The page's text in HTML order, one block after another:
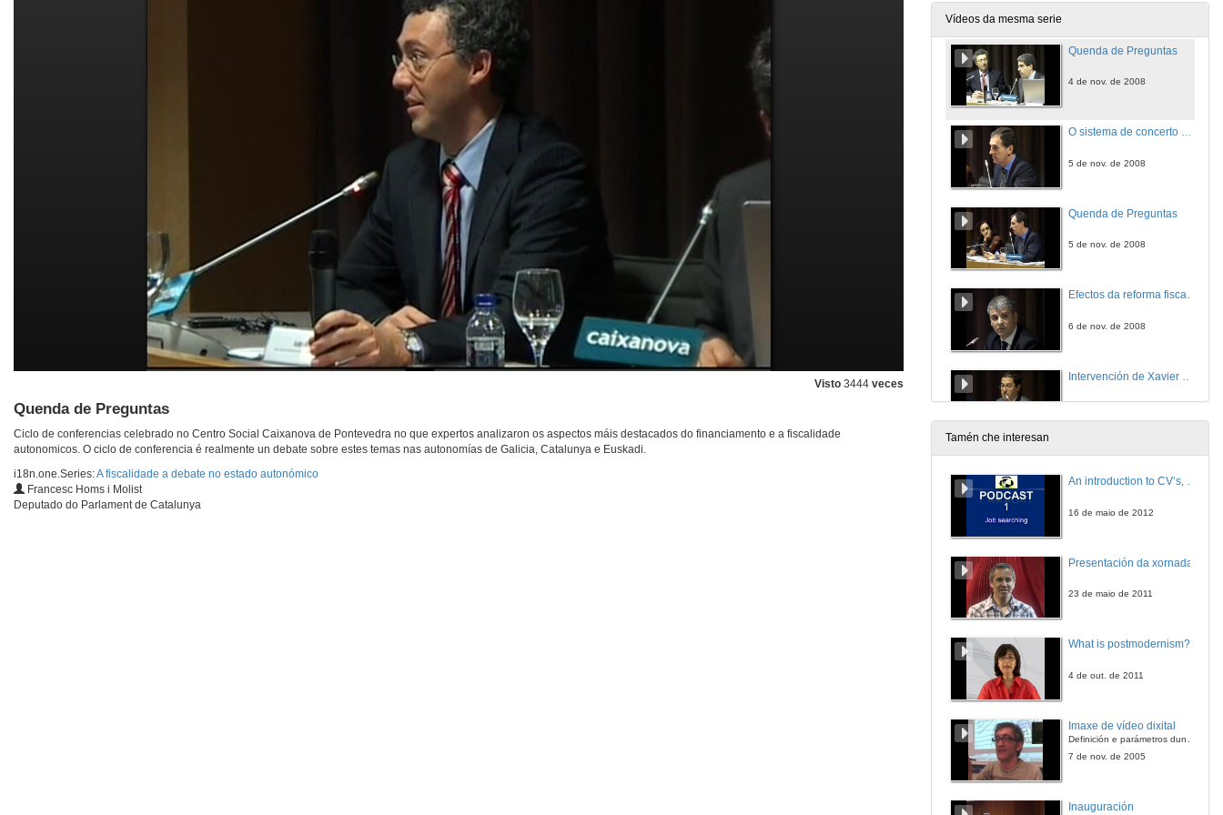
Visto 3444 veces
Quenda de Preguntas
Ciclo de conferencias celebrado no Centro Social Caixanova de Pontevedra no que expertos analizaron os aspectos máis destacados do financiamento e a fiscalidade
autonomicos. O ciclo de conferencia é realmente un debate sobre estes temas nas autonomías de Galicia, Catalunya e Euskadi.
i18n.one.Series:A fiscalidade a debate no estado autonómico
Francesc Homs i Molist
Deputado do Parlament de Catalunya
Vídeos da mesma serie
Quenda de Preguntas
4 de nov. de 2008
O sistema de concerto económico entre Euskadi e o Estado.O financiamento do País Vasco
5 de nov. de 2008
Quenda de Preguntas
5 de nov. de 2008
Efectos da reforma fiscal na economía galega
6 de nov. de 2008
Intervención de Xavier Labandeira
6 de nov. de 2008
Tamén che interesan
An introduction to CV’s, letters, and job searching
16 de maio de 2012
Presentación da xornada
23 de maio de 2011
What is postmodernism?
4 de out. de 2011
Imaxe de vídeo dixital
Definición e parámetros dunha imaxe dixital. Resolución e Aspecto. Profundidade da cor. Compresión. Frame por segundo. Entrelazado. Campos, cadros
7 de nov. de 2005
Inauguración